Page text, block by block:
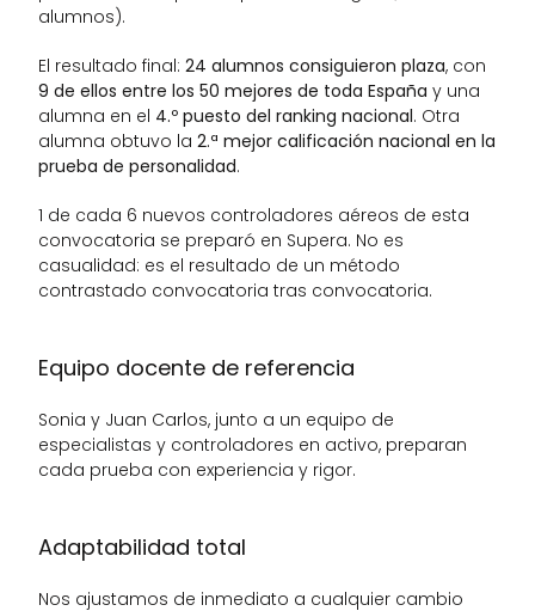
alumnos).
El resultado final: 24 alumnos consiguieron plaza
9 de ellos entre los 50 mejores de toda España y una
alumna en el 4.º puesto del ranking nacional. Otra
alumna obtuvo la 2.ª mejor calificación nacional en la
prueba de personalidad.
1 de cada 6 nuevos controladores aéreos de esta
convocatoria se preparó en Supera. No es
casualidad: es el resultado de un método
contrastado convocatoria tras convocatoria.
Equipo docente de referencia
Sonia y Juan Carlos, junto a un equipo de
especialistas y controladores en activo, preparan
cada prueba con experiencia y rigor.
Adaptabilidad total
Nos ajustamos de inmediato a cualquier cambio